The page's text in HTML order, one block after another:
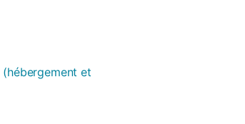
et